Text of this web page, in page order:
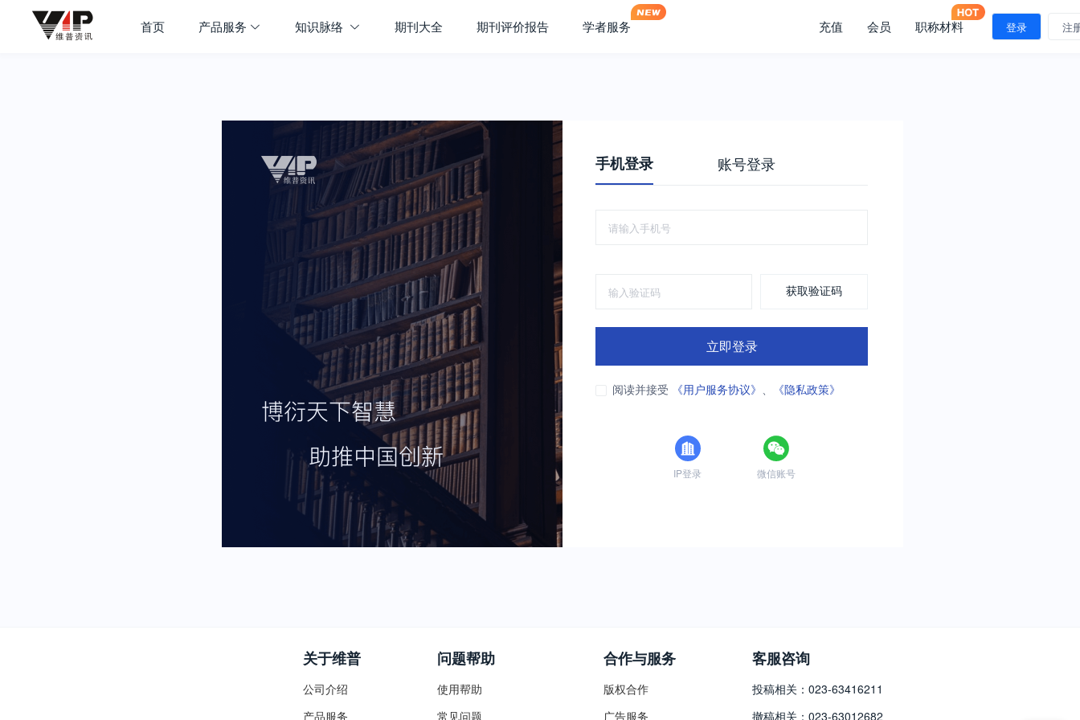
首页 产品服务 知识脉络 期刊大全 期刊评价报告 学者服务 充值 会员 职称材料 登录 注
手机登录 账号登录
获取验证码
立即登录
阅读并接受 《用户服务协议》 、 《隐私政策》
IP登录 微信账号
关于维普
公司介绍
产品服务
问题帮助
使用帮助
常见问题
合作与服务
版权合作
广告服务
客服咨询
投稿相关：023-63416211
撤稿相关：023-63012682